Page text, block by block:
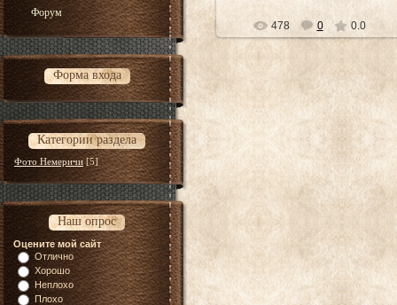
Форум
Форма входа
Категории раздела
Фото Немеричи [5]
Наш опрос
Оцените мой сайт
Отлично
Хорошо
Неплохо
Плохо
478 0 0.0